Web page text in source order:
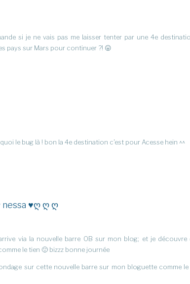
si je ne vais pas me laisser tenter par une 4e
pays sur Mars pour continuer ?! 😛
quoi le bug là ! bon la 4e destination c’est pour Acesse hein ^^
♥ღ ღ ღ
via la nouvelle barre OB sur mon blog; et je
le tien 🙂 bizzz bonne journée
sur cette nouvelle barre sur mon bloguette comme